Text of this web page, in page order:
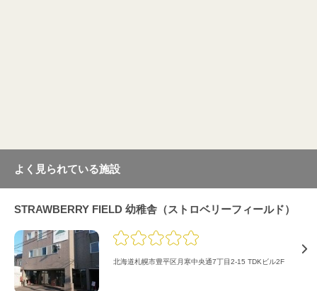
よく見られている施設
STRAWBERRY FIELD 幼稚舎（ストロベリーフィールド）
北海道札幌市豊平区月寒中央通7丁目2-15 TDKビル2F